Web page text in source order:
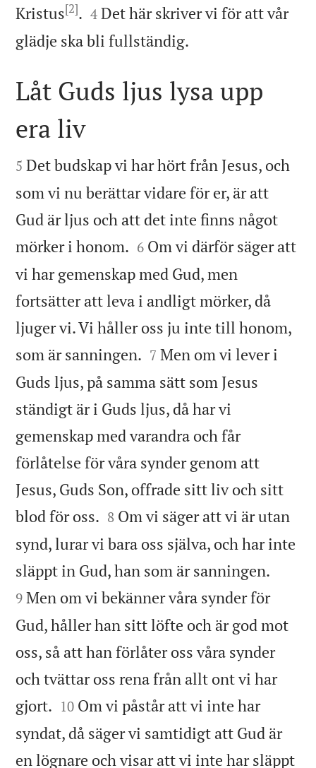
Kristus[2]. 

4 Det här skriver vi för att vår
glädje ska bli fullständig.

Låt Guds ljus lysa upp
era liv

5 Det budskap vi har hört från Jesus, och
som vi nu berättar vidare för er, är att
Gud är ljus och att det inte finns något
mörker i honom. 

6 Om vi därför säger att
vi har gemenskap med Gud, men
fortsätter att leva i andligt mörker, då
ljuger vi. Vi håller oss ju inte till honom,
som är sanningen. 

7 Men om vi lever i
Guds ljus, på samma sätt som Jesus
ständigt är i Guds ljus, då har vi
gemenskap med varandra och får
förlåtelse för våra synder genom att
Jesus, Guds Son, offrade sitt liv och sitt
blod för oss. 

8 Om vi säger att vi är utan
synd, lurar vi bara oss själva, och har inte
släppt in Gud, han som är sanningen.
9 Men om vi bekänner våra synder för
Gud, håller han sitt löfte och är god mot
oss, så att han förlåter oss våra synder
och tvättar oss rena från allt ont vi har
gjort. 

10 Om vi påstår att vi inte har
syndat, då säger vi samtidigt att Gud är
en lögnare och visar att vi inte har släppt